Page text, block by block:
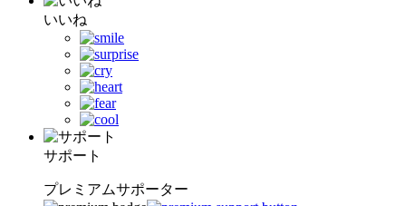
いいね
サポート
プレミアムサポーター